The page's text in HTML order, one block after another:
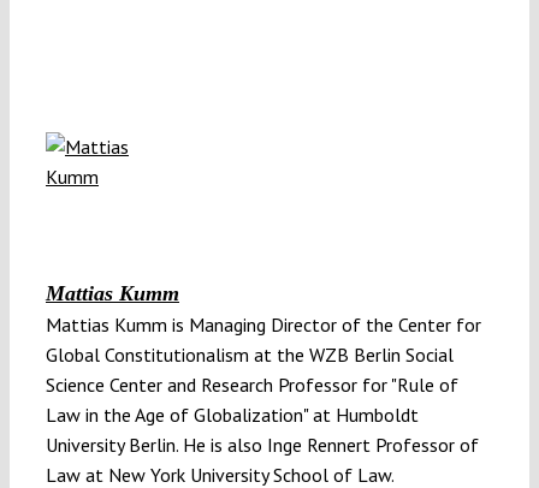
Mattias Kumm
Mattias Kumm is Managing Director of the Center for
Global Constitutionalism at the WZB Berlin Social
Science Center and Research Professor for "Rule of
Law in the Age of Globalization" at Humboldt
University Berlin. He is also Inge Rennert Professor of
Law at New York University School of Law.